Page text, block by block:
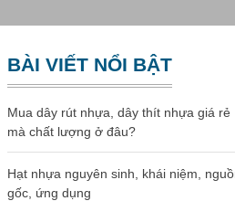
BÀI VIẾT NỔI BẬT
Mua dây rút nhựa, dây thít nhựa giá rẻ
mà chất lượng ở đâu?
Hạt nhựa nguyên sinh, khái niệm,
gốc, ứng dụng